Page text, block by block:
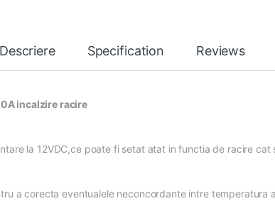
Descriere Specification Reviews
incalzire racire
la 12VDC,ce poate fi setat atat in functia de racire cat
a corecta eventualele neconcordante intre temperatura